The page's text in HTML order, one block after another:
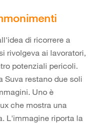
di ricorrere a
rivolgeva ai lavoratori,
potenziali pericoli.
Suva restano due soli
Uno è
che mostra una
L'immagine riporta la